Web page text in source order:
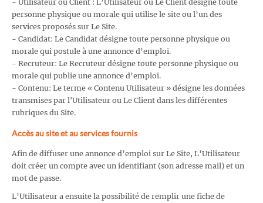
- Utilisateur ou Client : L’Utilisateur ou Le Client désigne toute
personne physique ou morale qui utilise le site ou l’un des
services proposés sur Le Site.
- Candidat: Le Candidat désigne toute personne physique ou
morale qui postule à une annonce d’emploi.
- Recruteur: Le Recruteur désigne toute personne physique ou
morale qui publie une annonce d’emploi.
- Contenu: Le terme « Contenu Utilisateur » désigne les données
transmises par l'Utilisateur ou Le Client dans les différentes
rubriques du Site.
Accès au site et au services fournis
Afin de diffuser une annonce d’emploi sur Le Site, L’Utilisateur
doit créer un compte avec un identifiant (son adresse mail) et un
mot de passe.
L’Utilisateur a ensuite la possibilité de remplir une fiche de